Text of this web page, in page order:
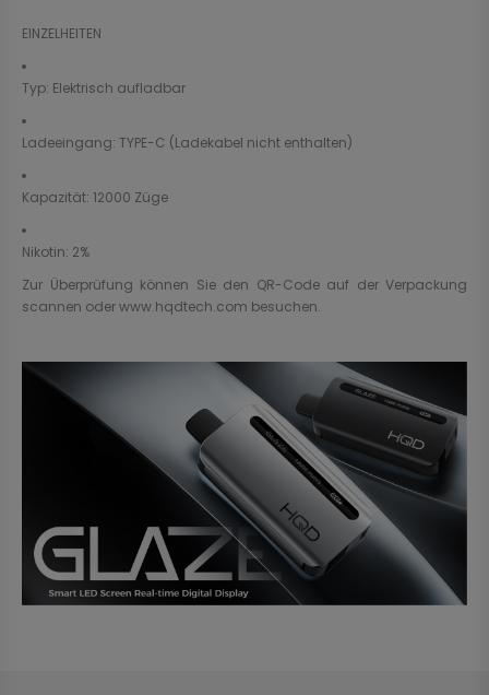
EINZELHEITEN
Typ: Elektrisch aufladbar
Ladeeingang: TYPE-C (Ladekabel nicht enthalten)
Kapazität: 12000 Züge
Nikotin: 2%
Zur Überprüfung können Sie den QR-Code auf der Verpackung
scannen oderwww.hqdtech.com besuchen.